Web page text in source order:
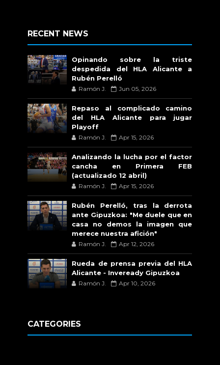
RECENT NEWS
Opinando sobre la triste
despedida del HLA Alicante a
Rubén Perelló
Ramón J. Jun 05, 2026
Repaso al complicado camino
del HLA Alicante para jugar
Playoff
Ramón J. Apr 15, 2026
Analizando la lucha por el factor
cancha en Primera FEB
(actualizado 12 abril)
Ramón J. Apr 15, 2026
Rubén Perelló, tras la derrota
ante Gipuzkoa: "Me duele que en
casa no demos la imagen que
merece nuestra afición"
Ramón J. Apr 12, 2026
Rueda de prensa previa del HLA
Alicante - Inveready Gipuzkoa
Ramón J. Apr 10, 2026
CATEGORIES